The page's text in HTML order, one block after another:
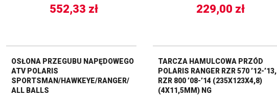
552,33 zł 229,00 zł
OSŁONA PRZEGUBU NAPĘDOWEGO
ATV POLARIS
SPORTSMAN/HAWKEYE/RANGER/
ALL BALLS
TARCZA HAMULCOWA PRZÓD
POLARIS RANGER RZR 570 ’12-’13,
RZR 800 ’08-’14 (235X123X4,8)
(4X11,5MM) NG